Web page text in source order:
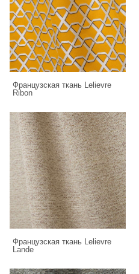
Французская ткань Lelievre
Ribon
Французская ткань Lelievre
Lande